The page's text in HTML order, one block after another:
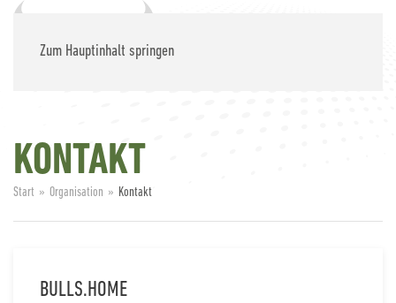
Zum Hauptinhalt springen
KONTAKT
Start Organisation Kontakt
BULLS.HOME